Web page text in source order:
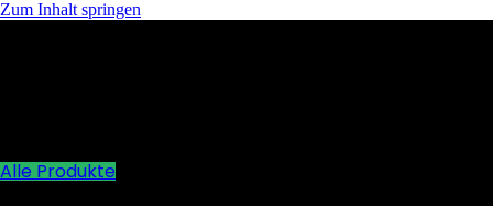
Zum Inhalt springen
Alle Produkte